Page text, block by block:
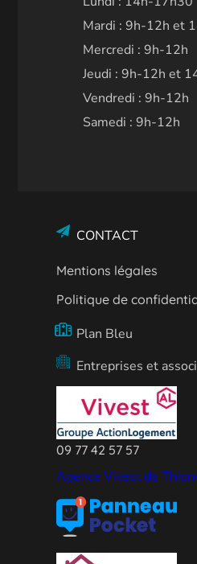
Mardi : 9h-12h et
Mercredi : 9h-12h
Jeudi : 9h-12h et
Vendredi : 9h-12h
Samedi : 9h-12h
CONTACT
Mentions légales
Politique de
Plan Bleu
Entreprises et
09 77 42 57 57
Agence Vivest de